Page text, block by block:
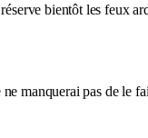
bientôt les feux
manquerai pas de le